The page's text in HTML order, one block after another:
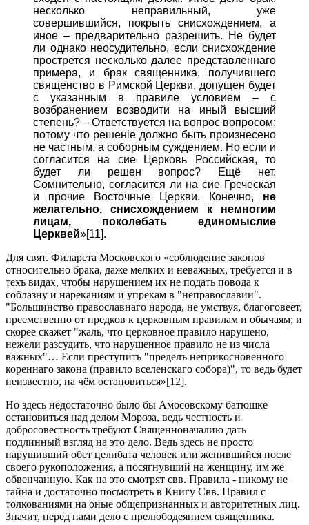
несколько неправильный, уже
совершившийся, покрыть снисхождением, а
иное – предварительно разрешить. Не будет
ли однако неосудительно, если снисхождение
прострется несколько далее представленнаго
примера, и брак священника, получившего
священство в Римской Церкви, допущен будет
с указанным в правиле условием – с
возбранением возводити на иный высший
степень? – Ответствуется на вопрос вопросом:
потому что решеніе должно быть произнесено
не частным, а соборным суждением. Но если и
согласится на сие Церковь Российская, то
будет ли решен вопрос? Ещё нет.
Сомнительно, согласится ли на сие Греческая
и прочие Восточные Церкви. Конечно, не
желательно, снисхождением к немногим
лицам, поколебать единомыслие
Церквей»[11].
Для свят. Филарета Московского «соблюдение законов
относительно брака, даже мелких и неважных, требуется и в
техъ видах, чтобы нарушением их не подать повода к
соблазну и нареканиям и упрекам в "неправославии".
"Большинство православнаго народа, не умствуя, благоговеет,
преемственно от предков к церковным правилам и обычаям; и
скорее скажет "жаль, что церковное правило нарушено,
нежели разсудить, что нарушенное правило не из числа
важных"… Если преступить "пределъ неприкосновенного
кореннаго закона (правило вселенскаго собора)", то ведь будет
неизвестно, на чём остановиться»[12].
Но здесь недостаточно было бы Амосовскому батюшке
остановиться над делом Мороза, ведь честность и
добросовестность требуют Священноначалию дать
подлинный взгляд на это дело. Ведь здесь не просто
нарушивший обет целибата человек или женившийся после
своего рукоположения, а посягнувший на женщину, им же
обвенчанную. Как на это смотрят свв. Правила - никому не
тайна и достаточно посмотреть в Книгу Свв. Правил с
толкованиями на оные общепризнанных и авторитетных лиц.
Значит, перед нами дело с прелюбодеянием священника.